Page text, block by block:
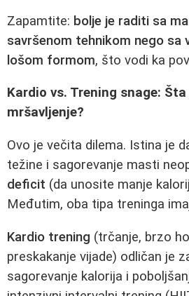
Zapamtite: bolje je raditi sa
savršenom tehnikom nego sa
lošom formom, što vodi ka
Kardio vs. Trening snage:
mršavljenje?
Ovo je večita dilema. Istina je
težine i sagorevanje masti
deficit (da unosite manje
Međutim, oba tipa treninga
Kardio trening (trčanje, brzo
preskakanje vijade) odličan je
sagorevanje kalorija i